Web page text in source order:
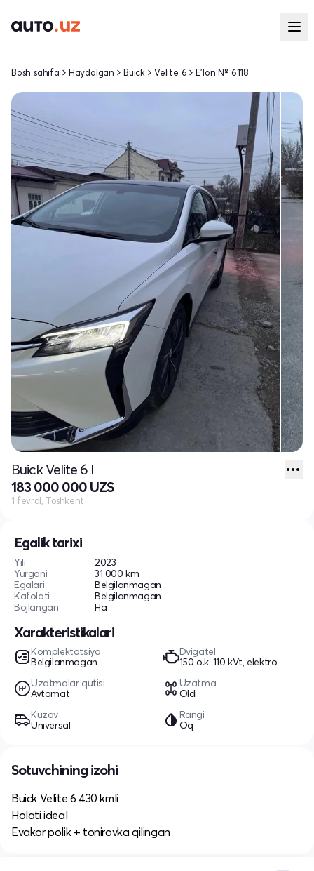
Egalik tarixi
Yili
2023
Yurgani
31 000 km
Egalari
Belgilanmagan
Kafolati
Belgilanmagan
Bojlangan
Ha
Xarakteristikalari
Komplektatsiya
Belgilanmagan
Dvigatel
150 o.k. 110 kVt, elektro
Uzatmalar qutisi
Avtomat
Uzatma
Oldi
Kuzov
Universal
Rangi
Oq
Bosh sahifa Haydalgan Buick Velite 6 E'lon № 6118
Buick Velite 6 I
183 000 000 UZS
1 fevral, Toshkent
Sotuvchining izohi
Buick Velite 6 430 kmli
Holati ideal
Evakor polik + tonirovka qilingan